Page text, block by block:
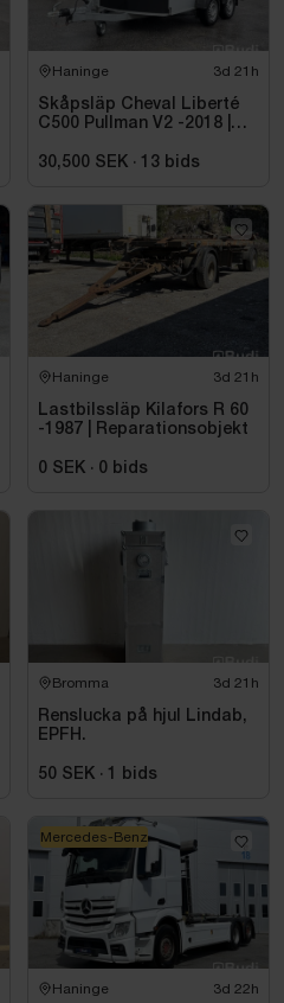
Haninge 3d 21h
Skåpsläp Cheval Liberté
C500 Pullman V2 -2018 |
30,500 SEK · 13 bids
Haninge 3d 21h
Lastbilssläp Kilafors R 60
-1987 | Reparationsobjekt
0 SEK · 0 bids
Bromma 3d 21h
Renslucka på hjul Lindab,
EPFH.
50 SEK · 1 bids
Haninge 3d 22h
Mercedes-Benz